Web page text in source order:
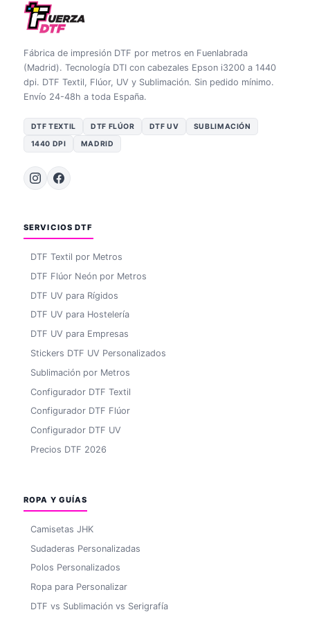
Fábrica de impresión DTF por metros en Fuenlabrada
(Madrid). Tecnología DTI con cabezales Epson i3200 a 1440
dpi. DTF Textil, Flúor, UV y Sublimación. Sin pedido mínimo.
Envío 24-48h a toda España.
DTF TEXTIL DTF FLÚOR DTF UV
SUBLIMACIÓN
1440 DPI
MADRID
SERVICIOS DTF
DTF Textil por Metros
DTF Flúor Neón por Metros
DTF UV para Rígidos
DTF UV para Hostelería
DTF UV para Empresas
Stickers DTF UV Personalizados
Sublimación por Metros
Configurador DTF Textil
Configurador DTF Flúor
Configurador DTF UV
Precios DTF 2026
ROPA Y GUÍAS
Camisetas JHK
Sudaderas Personalizadas
Polos Personalizados
Ropa para Personalizar
DTF vs Sublimación vs Serigrafía